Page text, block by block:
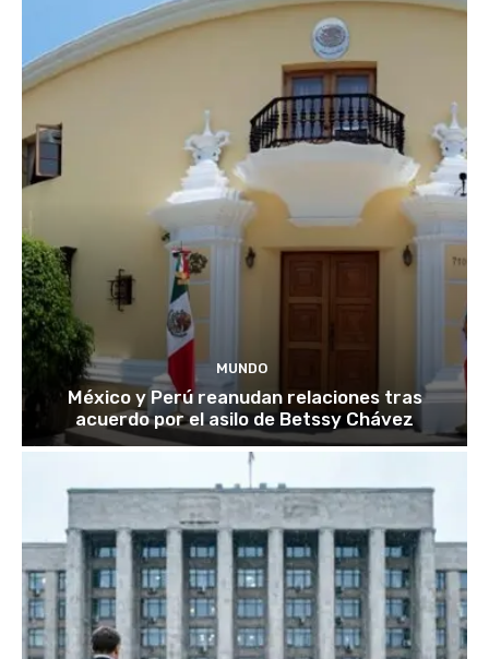
MUNDO
México y Perú reanudan relaciones tras
acuerdo por el asilo de Betssy Chávez